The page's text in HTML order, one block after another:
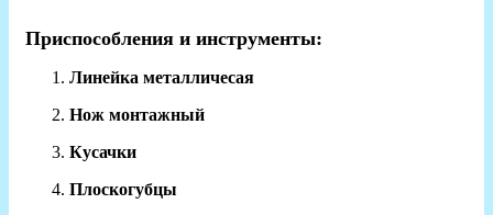
Приспособления и инструменты:
Линейка металличесая
Нож монтажный
Кусачки
Плоскогубцы